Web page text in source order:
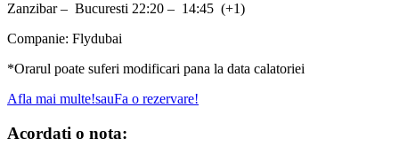
Zanzibar – Bucuresti 22:20 – 14:45 (+1)
Companie: Flydubai
*Orarul poate suferi modificari pana la data calatoriei
Afla mai multe!sauFa o rezervare!
Acordati o nota: